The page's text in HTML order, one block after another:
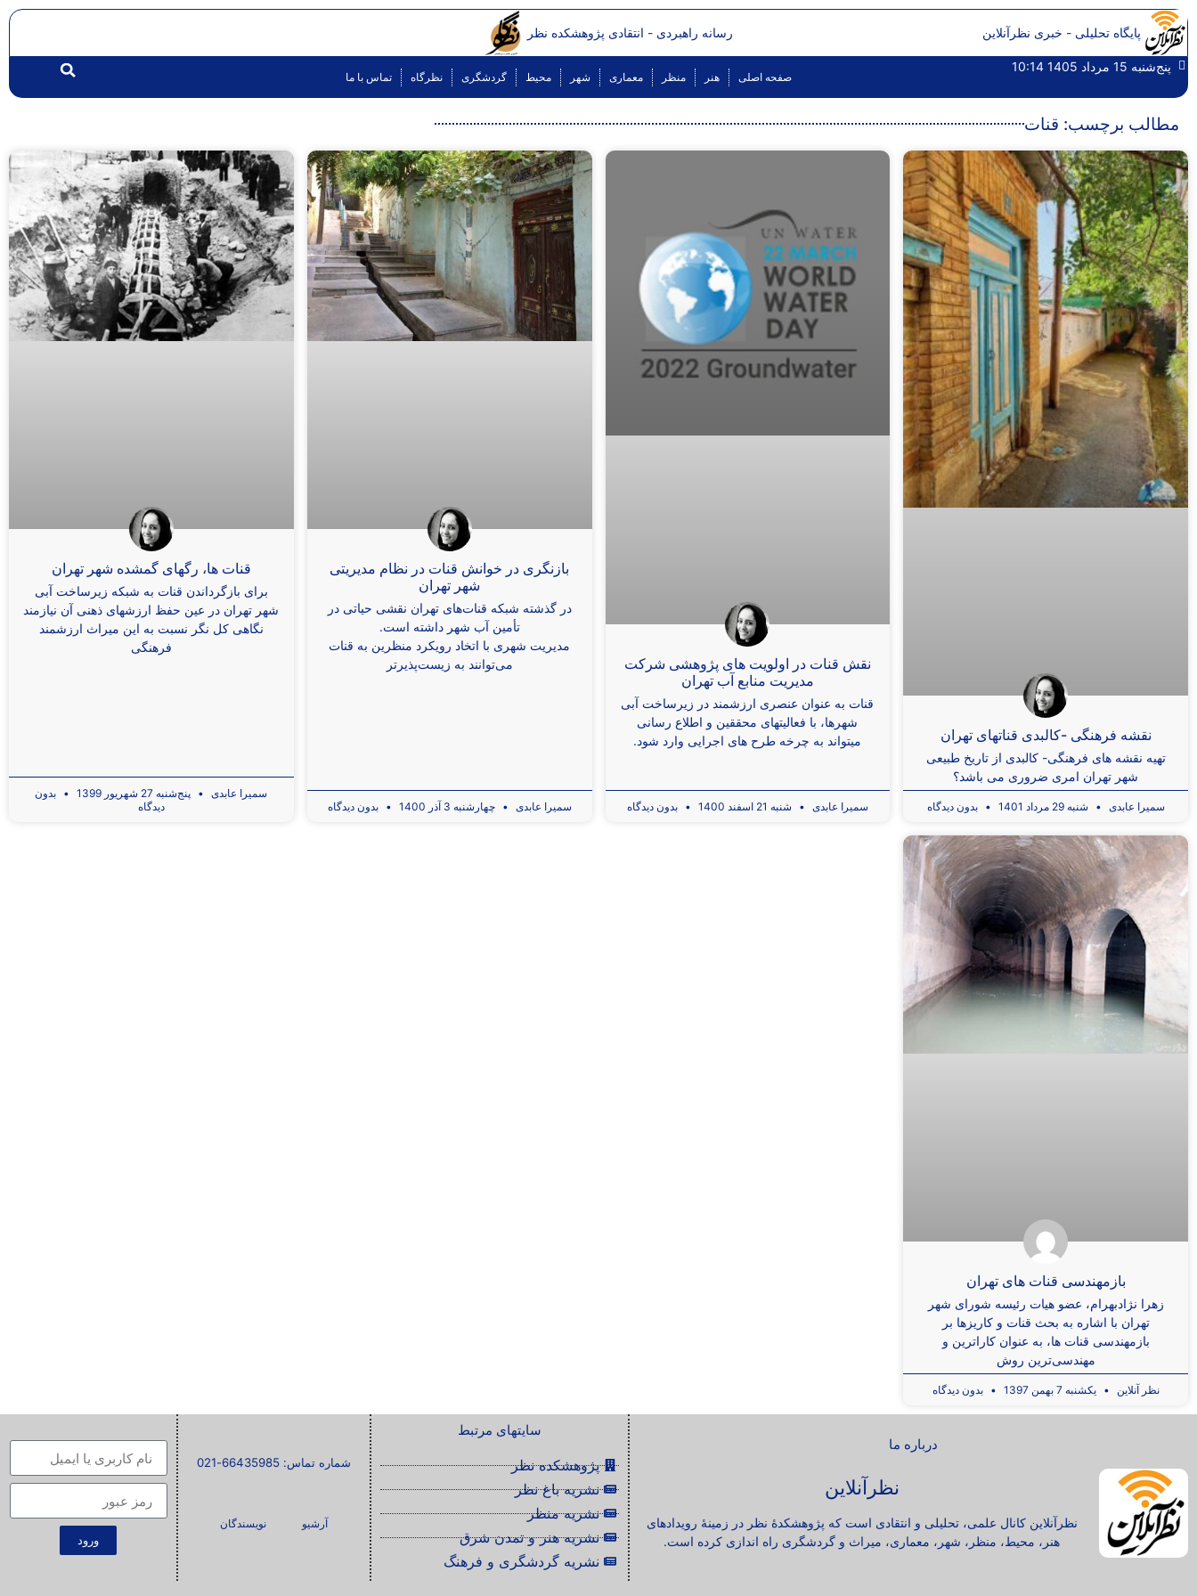
پایگاه تحلیلی - خبری نظرآنلاین رسانه راهبردی - انتقادی پژوهشکده نظر
پنج‌شنبه 15 مرداد 1405 10:14
صفحه اصلی هنر منظر معماری شهر محیط گردشگری نظرگاه تماس با ما
مطالب برچسب: قنات
نقشه فرهنگی -کالبدی قناتهای تهران
تهیه نقشه های فرهنگی- کالبدی از تاریخ طبیعی
شهر تهران امری ضروری می باشد؟
سمیرا عابدی شنبه 29 مرداد 1401 بدون دیدگاه
نقش قنات در اولویت های پژوهشی شرکت
مدیریت منابع آب تهران
قنات به عنوان عنصری ارزشمند در زیرساخت آبی
شهرها، با فعالیتهای محققین و اطلاع رسانی
میتواند به چرخه طرح های اجرایی وارد شود.
سمیرا عابدی شنبه 21 اسفند 1400 بدون دیدگاه
بازنگری در خوانش قنات در نظام مدیریتی
شهر تهران
در گذشته شبکه قنات‌های تهران نقشی حیاتی در
تأمین آب شهر داشته است.
مدیریت شهری با اتخاد رویکرد منظرین به قنات
می‌توانند به زیست‌پذیرتر
سمیرا عابدی چهارشنبه 3 آذر 1400 بدون دیدگاه
قنات ها، رگهای گمشده شهر تهران
برای بازگرداندن قنات به شبکه زیرساخت آبی
شهر تهران در عین حفظ ارزشهای ذهنی آن نیازمند
نگاهی کل نگر نسبت به این میراث ارزشمند
فرهنگی
سمیرا عابدی پنج‌شنبه 27 شهریور 1399
بدون
دیدگاه
بازمهندسی قنات های تهران
زهرا نژادبهرام، عضو هیات رئیسه شورای شهر
تهران با اشاره به بحث قنات و کاریزها بر
بازمهندسی قنات ها، به عنوان کاراترین و
مهندسی‌ترین روش
نظر آنلاین یکشنبه 7 بهمن 1397 بدون دیدگاه
درباره ما
نظرآنلاین
نظرآنلاین کانال علمی، تحلیلی و انتقادی است که پژوهشکدۀ نظر در زمینۀ رویدادهای
هنر، محیط، منظر، شهر، معماری، میراث و گردشگری راه اندازی کرده است.
سایتهای مرتبط
پژوهشکده نظر
نشریه باغ نظر
نشریه منظر
نشریه هنر و تمدن شرق
نشریه گردشگری و فرهنگ
شماره تماس: 66435985-021
آرشیو نویسندگان
ورود